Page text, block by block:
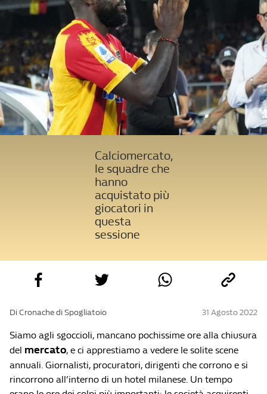
Calciomercato,
le squadre che
hanno
acquistato più
giocatori in
questa
sessione
Di Cronache di Spogliatoio 31 Agosto 2022
Siamo agli sgoccioli, mancano pochissime ore alla chiusura
del mercato, e ci apprestiamo a vedere le solite scene
annuali. Giornalisti, procuratori, dirigenti che corrono e si
rincorrono all’interno di un hotel milanese. Un tempo